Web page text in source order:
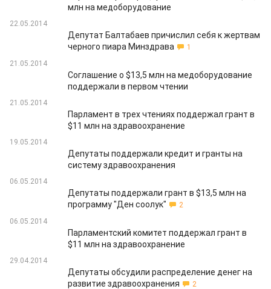
млн на медоборудование
22.05.2014
Депутат Балтабаев причислил себя к жертвам
черного пиара Минздрава
1
21.05.2014
Соглашение о $13,5 млн на медоборудование
поддержали в первом чтении
21.05.2014
Парламент в трех чтениях поддержал грант в
$11 млн на здравоохранение
19.05.2014
Депутаты поддержали кредит и гранты на
систему здравоохранения
06.05.2014
Депутаты поддержали грант в $13,5 млн на
программу "Ден соолук"
2
06.05.2014
Парламентский комитет поддержал грант в
$11 млн на здравоохранение
29.04.2014
Депутаты обсудили распределение денег на
развитие здравоохранения
2